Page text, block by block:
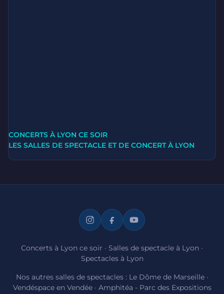
CONCERTS À LYON CE SOIR
LES SALLES DE SPECTACLE ET DE CONCERT À LYON
Concerts à Lyon ce soir · Salles de spectacle à Lyon ·
Spectacles à Lyon
Nos autres salles de spectacles : Le Dôme de Marseille·
Vendéspace en Vendée· Amphitéa - Parc des Expositions